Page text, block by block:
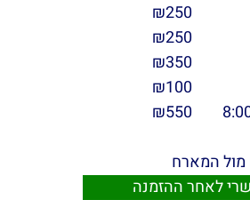
250
₪
250
₪
350
₪
100
₪
20:00 עד 8:00
550
₪
מול המארח
לאחר ההזמנה